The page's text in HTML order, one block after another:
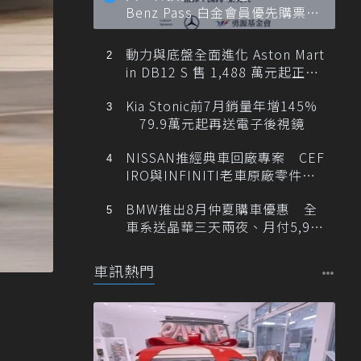
Benz Pass 白金會員優先購票維
也納愛樂
動力與底盤全面進化 Aston Mart
in DB12 S 售 1,488 萬元起正式
Kia Stonic前7月銷量年增145%
79.9萬元起再送電子後視鏡
NISSAN推經典車回廠專案 CEF
IRO與INFINITI老車原廠零件最
BMW推出8月仲夏購車優惠 全
車系送晶華三天兩夜、月付5,900
車訊熱門